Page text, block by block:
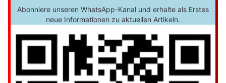
Abonniere unseren WhatsApp-Kanal und erhalte als Erstes
neue Informationen zu aktuellen Artikeln.